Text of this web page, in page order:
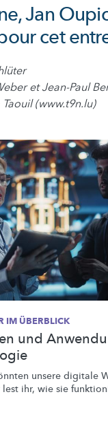
Jan
cet
et Jean-Paul
(www.t9n.lu)
IM ÜBERBLICK
und
unsere digitale
lest ihr, wie sie